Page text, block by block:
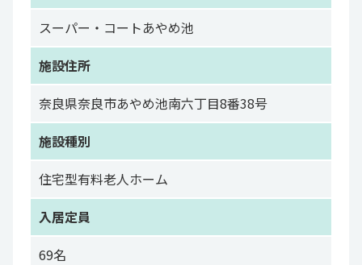
スーパー・コートあやめ池
施設住所
奈良県奈良市あやめ池南六丁目8番38号
施設種別
住宅型有料老人ホーム
入居定員
69名